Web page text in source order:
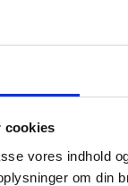
cookies
vores indhold
om din